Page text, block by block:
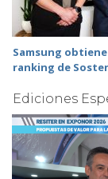
Samsung
ranking de
Ediciones